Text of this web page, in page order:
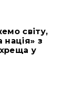
світу,
з
у